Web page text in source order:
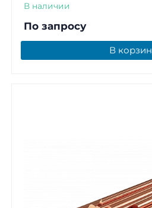
В наличии
По запросу
В